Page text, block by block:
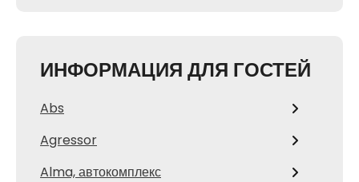
ИНФОРМАЦИЯ ДЛЯ ГОСТЕЙ
Abs
Agressor
Alma, автокомплекс